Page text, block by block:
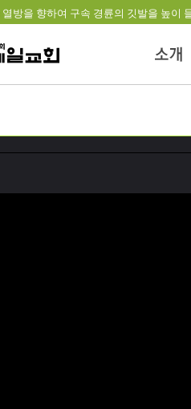
열방을 향하여 구속 경륜의 깃발을 높이